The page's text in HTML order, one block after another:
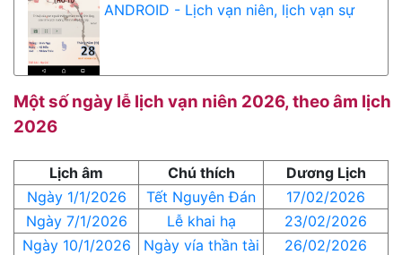
ANDROID - Lịch vạn niên, lịch vạn sự
Một số ngày lễ lịch vạn niên 2026, theo âm lịch
2026
Lịch âm Chú thích
Dương Lịch
Ngày 1/1/2026
Tết Nguyên Đán
17/02/2026
Ngày 7/1/2026
Lễ khai hạ
23/02/2026
Ngày 10/1/2026
Ngày vía thần tài
26/02/2026